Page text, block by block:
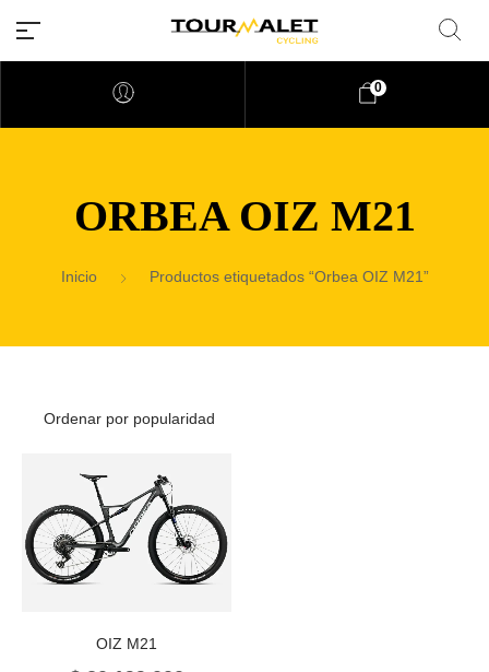
0
ORBEA OIZ M21
Inicio Productos etiquetados “Orbea OIZ M21”
OIZ M21